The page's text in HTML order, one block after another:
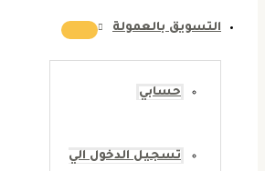
التسويق بالعمولة
حسابي
تسجيل الدخول الي